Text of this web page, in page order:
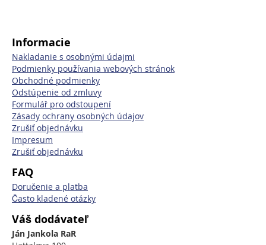
Informacie
Nakladanie s osobnými údajmi
Podmienky používania webových stránok
Obchodné podmienky
Odstúpenie od zmluvy
Formulář pro odstoupení
Zásady ochrany osobných údajov
Zrušiť objednávku
Impresum
Zrušiť objednávku
FAQ
Doručenie a platba
Často kladené otázky
Váš dodávateľ
Ján Jankola RaR